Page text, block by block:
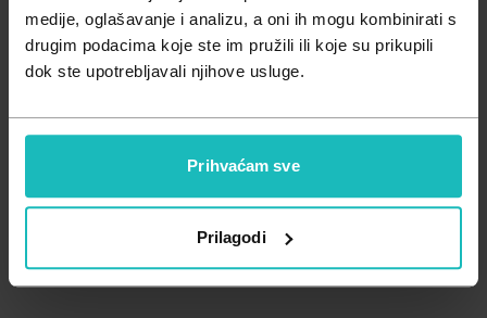
medije, oglašavanje i analizu, a oni ih mogu kombinirati s
drugim podacima koje ste im pružili ili koje su prikupili
dok ste upotrebljavali njihove usluge.
Prihvaćam sve
Prilagodi
Zdravlje muškarca
Zdravlje žene
Minerali
Probiotici i prebiotici
NOVALAC BLOGGER • 27.07.2023.